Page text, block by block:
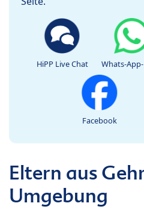
HiPP Live Chat Whats-
Facebook
Eltern aus
Umgebung